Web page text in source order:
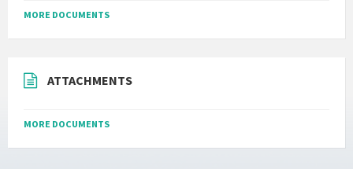
MORE DOCUMENTS
ATTACHMENTS
MORE DOCUMENTS